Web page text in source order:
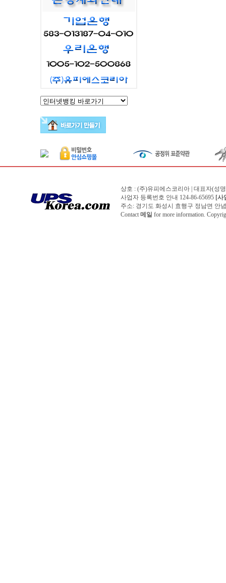
상호 : (주)유피에스코리아 | 대표자(성
사업자 등록번호 안내 124-86-65695 [사
주소: 경기도 화성시 효행구 정남면 안
Contact 메일 for more information.